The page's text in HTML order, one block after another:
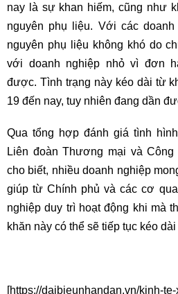
nay là sự khan hiếm, cũng như
nguyên phụ liệu. Với các
nguyên phụ liệu không khó do
với doanh nghiệp nhỏ vì đơn
được. Tình trạng này kéo dài từ
19 đến nay, tuy nhiên đang dần
Qua tổng hợp đánh giá tình
Liên đoàn Thương mại và
cho biết, nhiều doanh nghiệp
giúp từ Chính phủ và các cơ
nghiệp duy trì hoạt động khi mà
khăn này có thể sẽ tiếp tục kéo
[https://daibieunhandan.vn/kinh-